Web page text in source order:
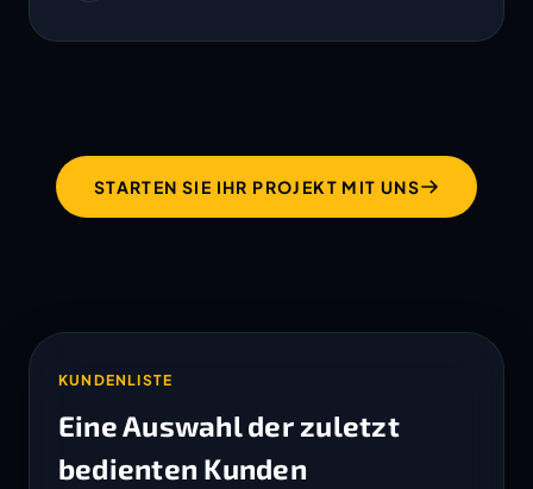
STARTEN SIE IHR PROJEKT MIT UNS
KUNDENLISTE
Eine Auswahl der zuletzt
bedienten Kunden